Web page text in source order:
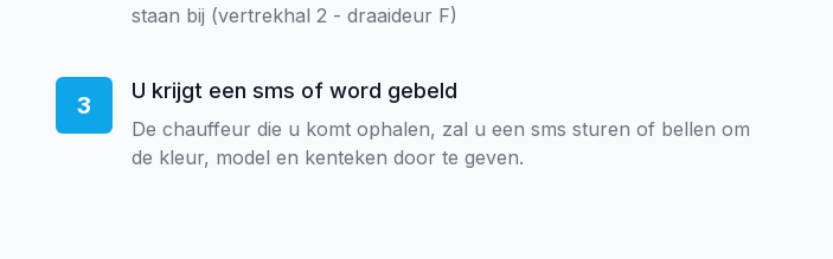
staan bij (vertrekhal 2 - draaideur F)
3
U krijgt een sms of word gebeld
De chauffeur die u komt ophalen, zal u een sms sturen of bellen om
de kleur, model en kenteken door te geven.